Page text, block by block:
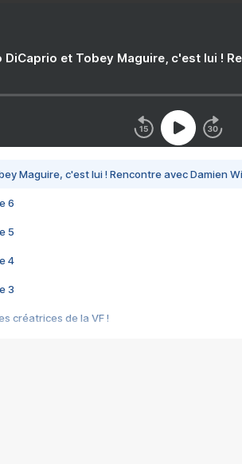
DiCaprio et Tobey Maguire, c'est lui !
Maguire, c'est lui ! Rencontre avec Damien
6
5
4
3
créatrices de la VF !